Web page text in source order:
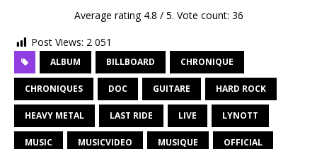
Average rating 4.8 / 5. Vote count: 36
Post Views: 2 051
ALBUM BILLBOARD CHRONIQUE
CHRONIQUES DOC GUITARE HARD ROCK
HEAVY METAL LAST RIDE LIVE LYNOTT
MUSIC MUSICVIDEO MUSIQUE OFFICIAL